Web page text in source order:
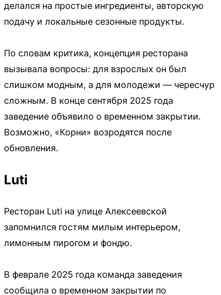
делался на простые ингредиенты, авторскую
подачу и локальные сезонные продукты.
По словам критика, концепция ресторана
вызывала вопросы: для взрослых он был
слишком модным, а для молодежи — чересчур
сложным. В конце сентября 2025 года
заведение объявило о временном закрытии.
Возможно, «Корни» возродятся после
обновления.
Luti
Ресторан Luti на улице Алексеевской
запомнился гостям милым интерьером,
лимонным пирогом и фондю.
В феврале 2025 года команда заведения
сообщила о временном закрытии по